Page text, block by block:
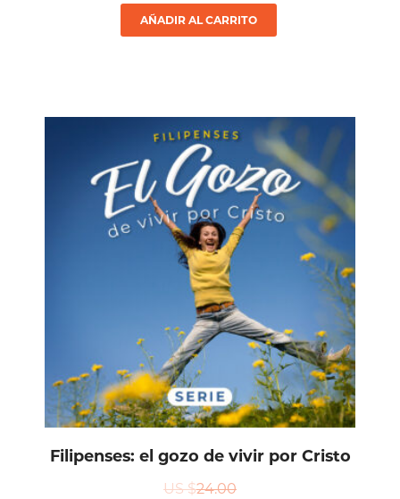
AÑADIR AL CARRITO
Filipenses: el gozo de vivir por Cristo
US $24.00